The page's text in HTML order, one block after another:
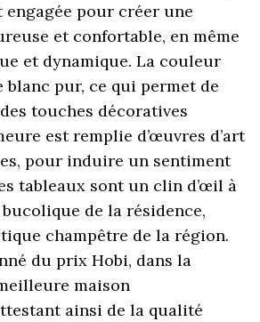
pour créer une
et confortable, en même
et dynamique. La couleur
blanc pur, ce qui permet de
touches décoratives
est remplie d’œuvres d’art
pour induire un sentiment
tableaux sont un clin d’œil à
de la résidence,
champêtre de la région.
du prix Hobi, dans la
maison
ainsi de la qualité